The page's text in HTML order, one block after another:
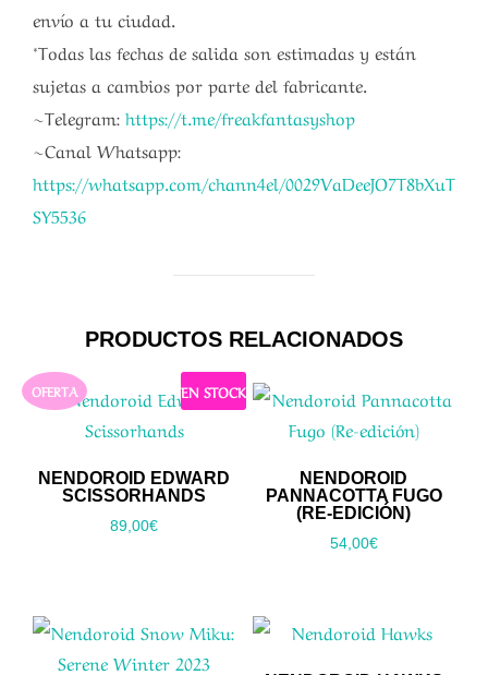
envío a tu ciudad.
*Todas las fechas de salida son estimadas y están
sujetas a cambios por parte del fabricante.
~Telegram: https://t.me/freakfantasyshop
~Canal Whatsapp:
https://whatsapp.com/chann4el/0029VaDeeJO7T8bXuT
SY5536
PRODUCTOS RELACIONADOS
OFERTA EN STOCK
NENDOROID EDWARD
SCISSORHANDS
89,00€
NENDOROID
PANNACOTTA FUGO
(RE-EDICIÓN)
54,00€